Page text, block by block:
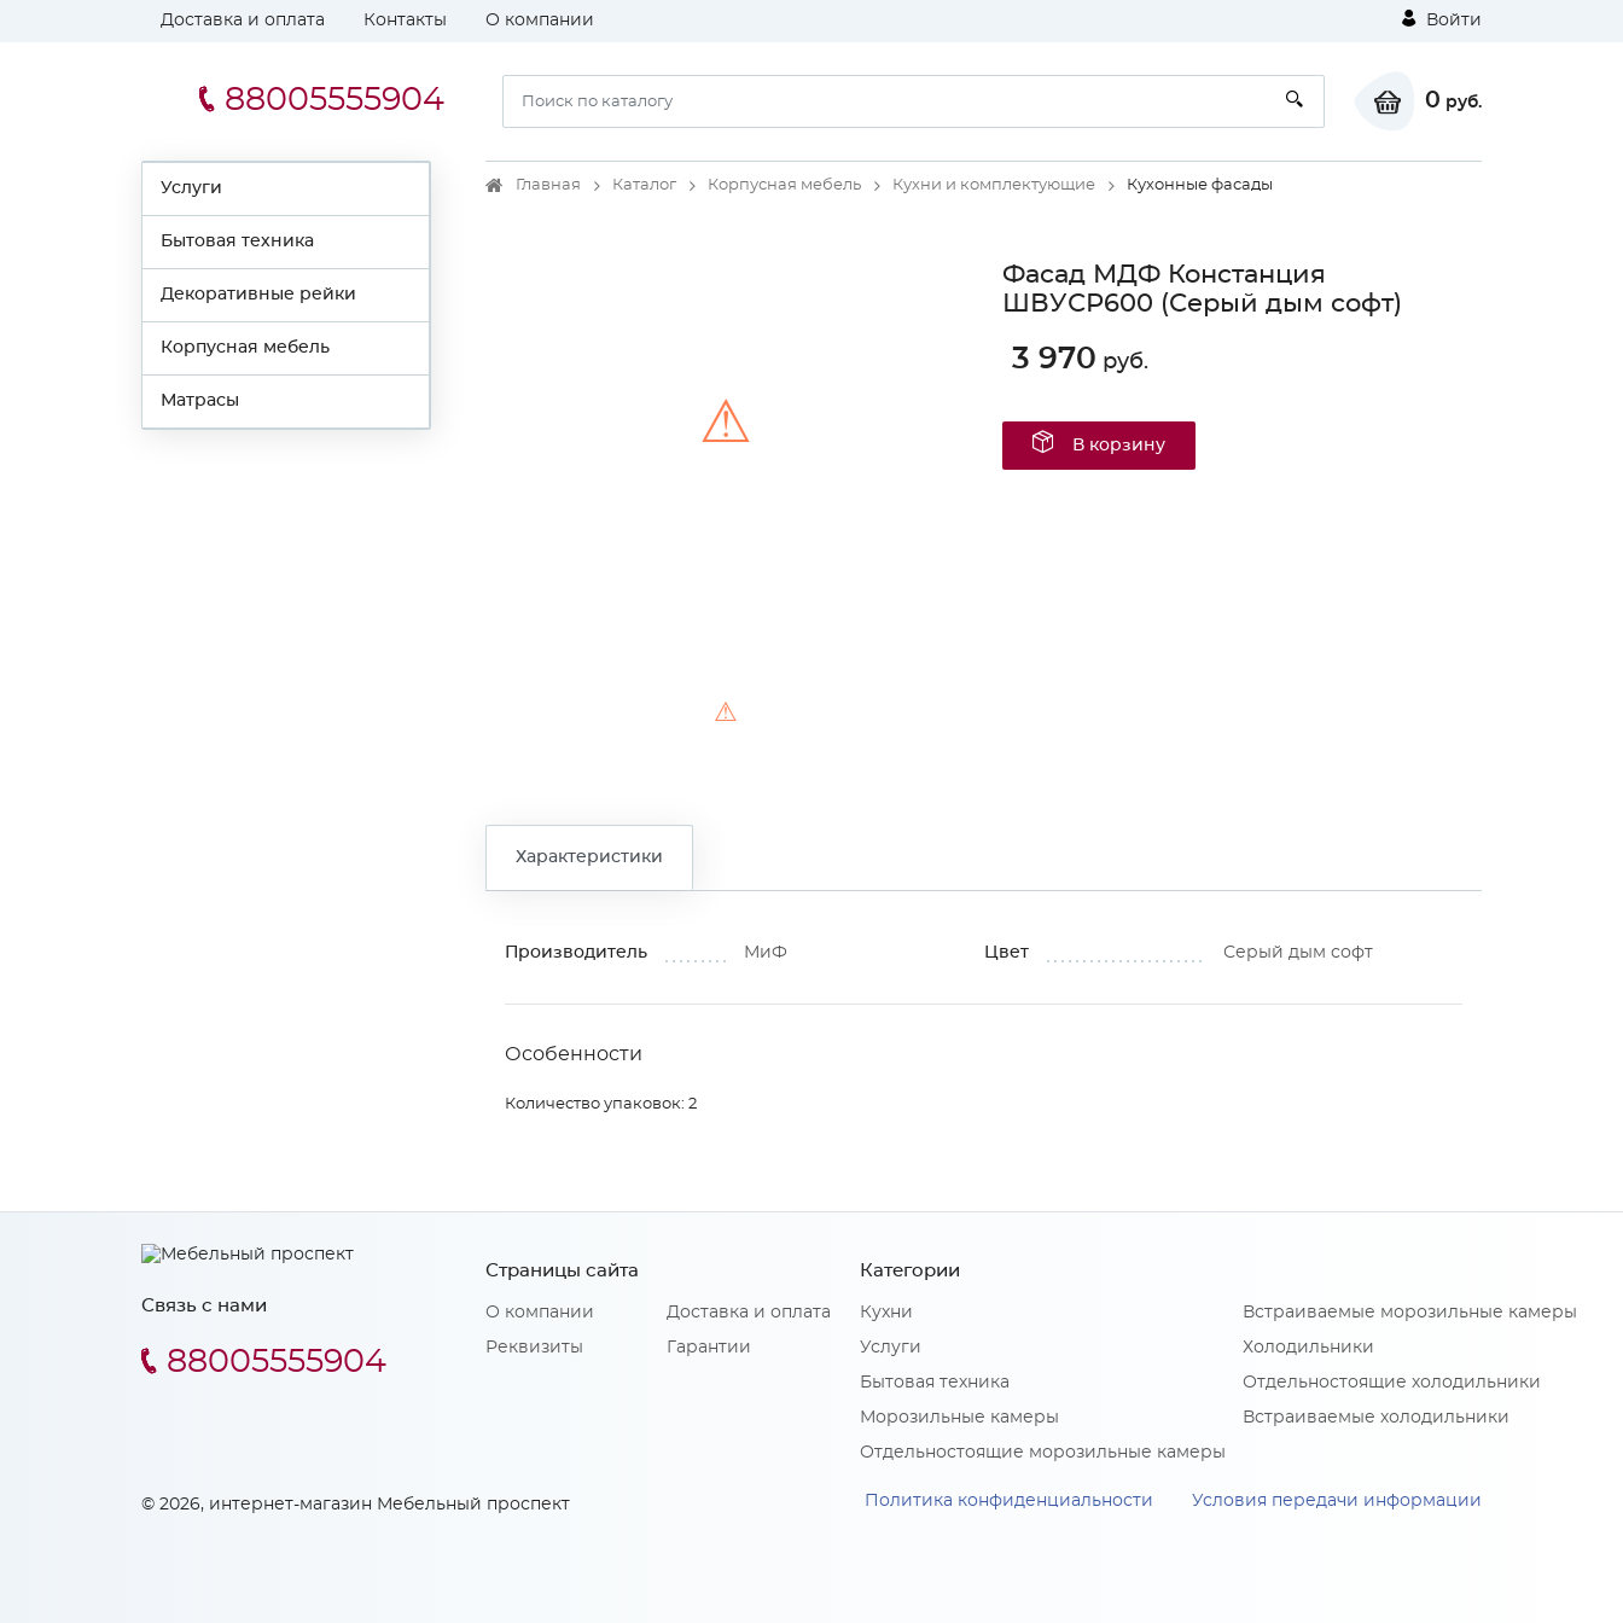
Доставка и оплата Контакты О компании Войти
88005555904 0 руб.
Услуги
Бытовая техника
Декоративные рейки
Корпусная мебель
Матрасы
Главная Каталог Корпусная мебель Кухни и комплектующие Кухонные фасады
⚠
⚠
Фасад МДФ Констанция
ШВУСР600 (Серый дым софт)
3 970 руб.
В корзину
Характеристики
Производитель МиФ Цвет Серый дым софт
Особенности
Количество упаковок: 2
Связь с нами
88005555904
Страницы сайта
О компании
Реквизиты
Доставка и оплата
Гарантии
Категории
Кухни
Услуги
Бытовая техника
Морозильные камеры
Отдельностоящие морозильные камеры
Встраиваемые морозильные камеры
Холодильники
Отдельностоящие холодильники
Встраиваемые холодильники
© 2026, интернет-магазин Мебельный проспект Политика конфиденциальности Условия передачи информации